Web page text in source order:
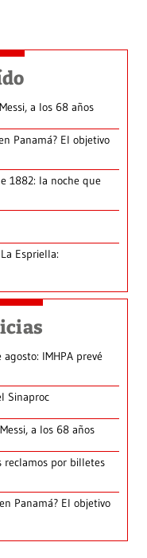
a los 68 años
Panamá? El objetivo
1882: la noche que
Espriella:
IMHPA prevé
Sinaproc
a los 68 años
reclamos por billetes
Panamá? El objetivo